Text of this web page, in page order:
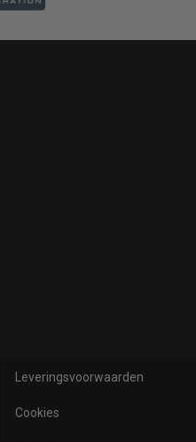
Leveringsvoorwaarden
Cookies